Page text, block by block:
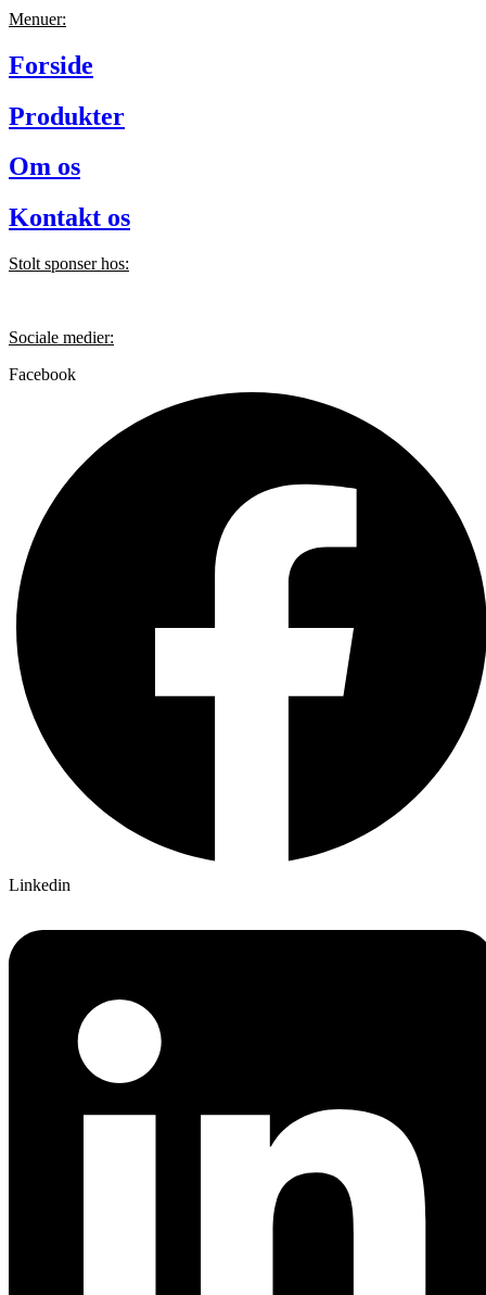
Menuer:
Forside
Produkter
Om os
Kontakt os
Stolt sponser hos:
Sociale medier:
Facebook
Linkedin